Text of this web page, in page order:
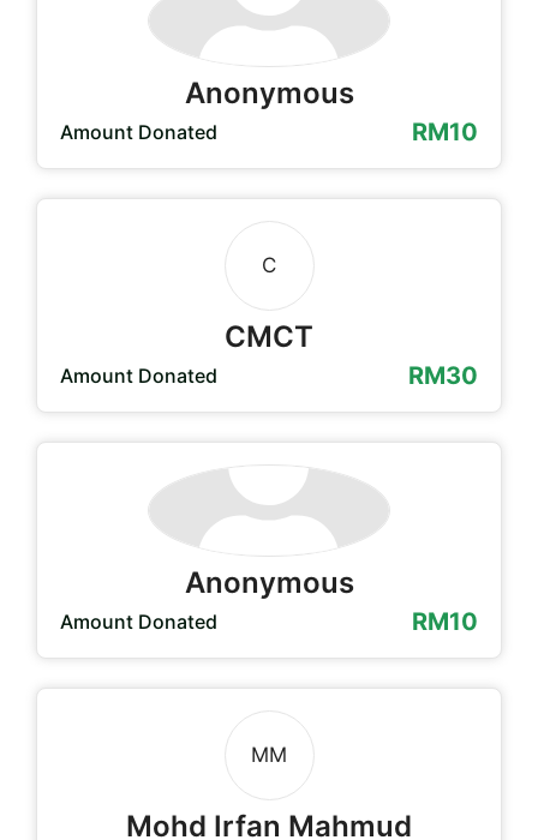
Anonymous
Amount Donated RM10
C
CMCT
Amount Donated RM30
Anonymous
Amount Donated RM10
MM
Mohd Irfan Mahmud